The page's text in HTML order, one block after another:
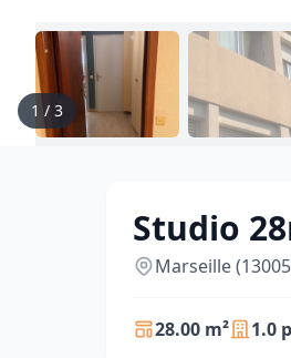
1 / 3
Studio
Marseille
28.00 m² 1.0